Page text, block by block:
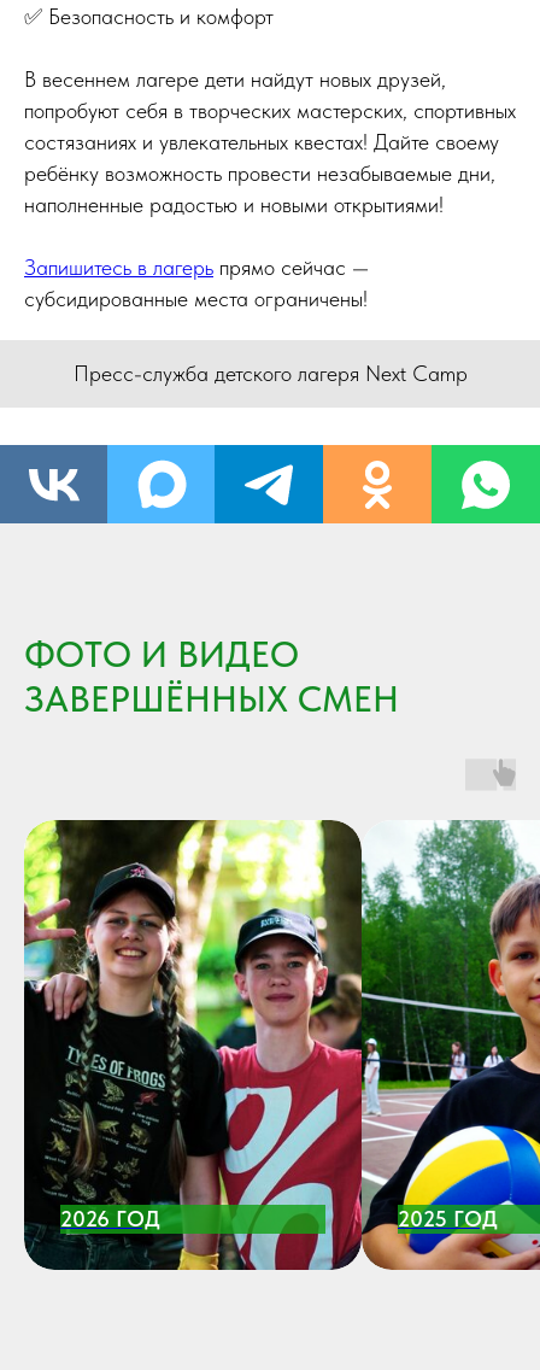
✅ Безопасность и комфорт
В весеннем лагере дети найдут новых друзей,
попробуют себя в творческих мастерских, спортивных
состязаниях и увлекательных квестах! Дайте своему
ребёнку возможность провести незабываемые дни,
наполненные радостью и новыми открытиями!
Запишитесь в лагерь прямо сейчас —
субсидированные места ограничены!
Пресс-служба детского лагеря Next Camp
ФОТО И ВИДЕО
ЗАВЕРШЁННЫХ СМЕН
2026 ГОД 2025 ГОД